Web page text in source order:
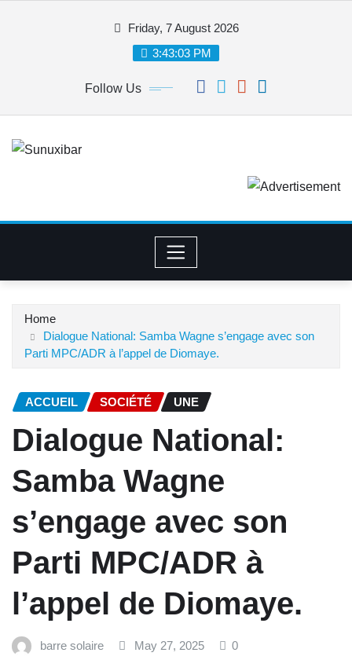
Friday, 7 August 2026
3:43:04 PM
Follow Us
Home
Dialogue National: Samba Wagne s’engage avec son
Parti MPC/ADR à l’appel de Diomaye.
ACCUEIL SOCIÉTÉ UNE
Dialogue National:
Samba Wagne
s’engage avec son
Parti MPC/ADR à
l’appel de Diomaye.
barre solaire May 27, 2025 0